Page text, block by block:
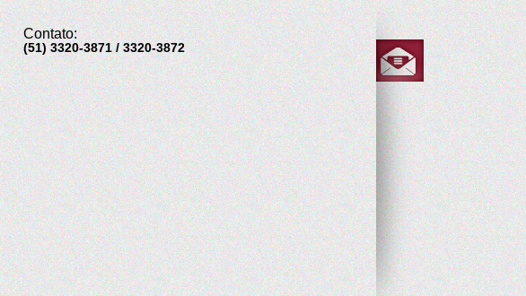
Contato:
(51) 3320-3871 / 3320-3872